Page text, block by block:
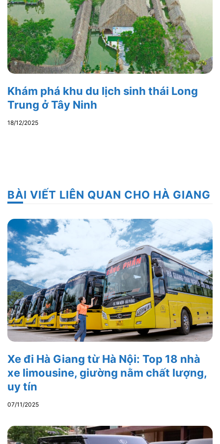
Khám phá khu du lịch sinh thái Long
Trung ở Tây Ninh
18/12/2025
BÀI VIẾT LIÊN QUAN CHO HÀ GIANG
Xe đi Hà Giang từ Hà Nội: Top 18 nhà
xe limousine, giường nằm chất lượng,
uy tín
07/11/2025